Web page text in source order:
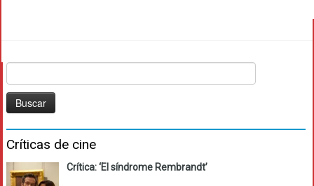
Críticas de cine
Crítica: ‘El síndrome Rembrandt’